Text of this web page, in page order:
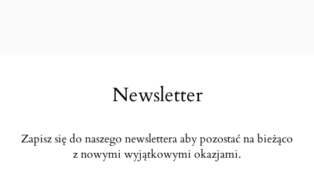
Newsletter
Zapisz się do naszego newslettera aby pozostać na bieżąco
z nowymi wyjątkowymi okazjami.